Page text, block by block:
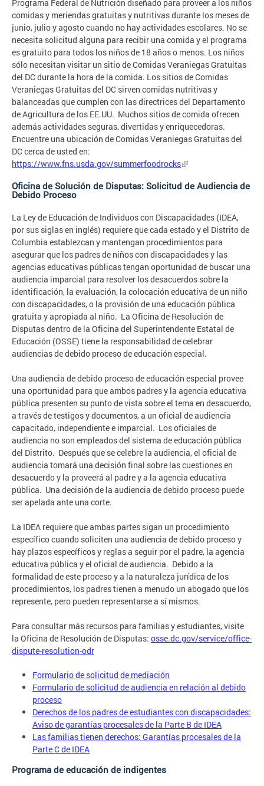
Programa Federal de Nutrición diseñado para proveer a los niños
comidas y meriendas gratuitas y nutritivas durante los meses de
junio, julio y agosto cuando no hay actividades escolares. No se
necesita solicitud alguna para recibir una comida y el programa
es gratuito para todos los niños de 18 años o menos. Los niños
sólo necesitan visitar un sitio de Comidas Veraniegas Gratuitas
del DC durante la hora de la comida. Los sitios de Comidas
Veraniegas Gratuitas del DC sirven comidas nutritivas y
balanceadas que cumplen con las directrices del Departamento
de Agricultura de los EE.UU. Muchos sitios de comida ofrecen
además actividades seguras, divertidas y enriquecedoras.
Encuentre una ubicación de Comidas Veraniegas Gratuitas del
DC cerca de usted en:
https://www.fns.usda.gov/summerfoodrocks
Oficina de Solución de Disputas: Solicitud de Audiencia de
Debido Proceso
La Ley de Educación de Individuos con Discapacidades (IDEA,
por sus siglas en inglés) requiere que cada estado y el Distrito de
Columbia establezcan y mantengan procedimientos para
asegurar que los padres de niños con discapacidades y las
agencias educativas públicas tengan oportunidad de buscar una
audiencia imparcial para resolver los desacuerdos sobre la
identificación, la evaluación, la colocación educativa de un niño
con discapacidades, o la provisión de una educación pública
gratuita y apropiada al niño. La Oficina de Resolución de
Disputas dentro de la Oficina del Superintendente Estatal de
Educación (OSSE) tiene la responsabilidad de celebrar
audiencias de debido proceso de educación especial.
Una audiencia de debido proceso de educación especial provee
una oportunidad para que ambos padres y la agencia educativa
pública presenten su punto de vista sobre el tema en desacuerdo,
a través de testigos y documentos, a un oficial de audiencia
capacitado, independiente e imparcial. Los oficiales de
audiencia no son empleados del sistema de educación pública
del Distrito. Después que se celebre la audiencia, el oficial de
audiencia tomará una decisión final sobre las cuestiones en
desacuerdo y la proveerá al padre y a la agencia educativa
pública. Una decisión de la audiencia de debido proceso puede
ser apelada ante una corte.
La IDEA requiere que ambas partes sigan un procedimiento
específico cuando soliciten una audiencia de debido proceso y
hay plazos específicos y reglas a seguir por el padre, la agencia
educativa pública y el oficial de audiencia. Debido a la
formalidad de este proceso y a la naturaleza jurídica de los
procedimientos, los padres tienen a menudo un abogado que los
represente, pero pueden representarse a sí mismos.
Para consultar más recursos para familias y estudiantes, visite
la Oficina de Resolución de Disputas: osse.dc.gov/service/office-
dispute-resolution-odr
Formulario de solicitud de mediación
Formulario de solicitud de audiencia en relación al debido
proceso
Derechos de los padres de estudiantes con discapacidades:
Aviso de garantías procesales de la Parte B de IDEA
Las familias tienen derechos: Garantías procesales de la
Parte C de IDEA
Programa de educación de indigentes